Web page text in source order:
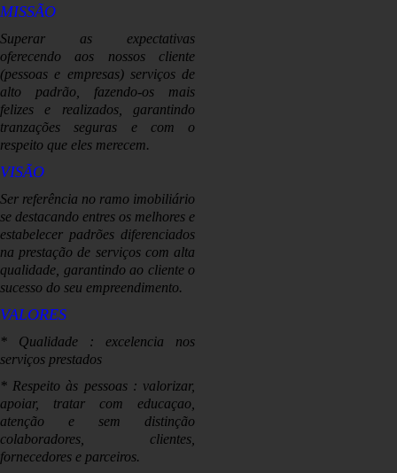
MISSÃO
Superar as expectativas
oferecendo aos nossos cliente
(pessoas e empresas) serviços de
alto padrão, fazendo-os mais
felizes e realizados, garantindo
tranzações seguras e com o
respeito que eles merecem.
VISÃO
Ser referência no ramo imobiliário
se destacando entres os melhores e
estabelecer padrões diferenciados
na prestação de serviços com alta
qualidade, garantindo ao cliente o
sucesso do seu empreendimento.
VALORES
* Qualidade : excelencia nos
serviços prestados
* Respeito às pessoas : valorizar,
apoiar, tratar com educaçao,
atenção e sem distinção
colaboradores, clientes,
fornecedores e parceiros.